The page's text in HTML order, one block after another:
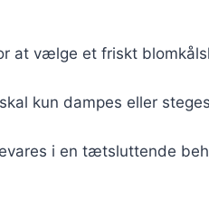
at vælge et friskt
kun dampes eller
i en tætsluttende